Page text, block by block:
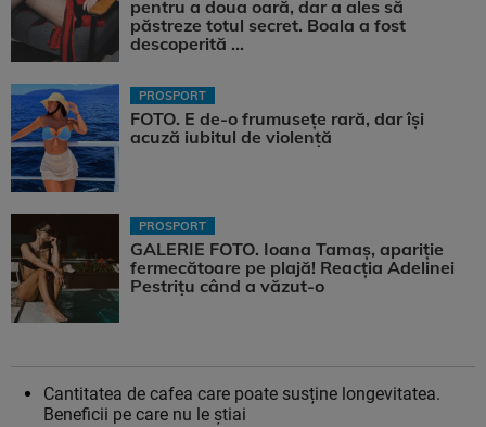
pentru a doua oară, dar a ales să
păstreze totul secret. Boala a fost
descoperită ...
PROSPORT
FOTO. E de-o frumusețe rară, dar își
acuză iubitul de violență
PROSPORT
GALERIE FOTO. Ioana Tamaş, apariție
fermecătoare pe plajă! Reacția Adelinei
Pestrițu când a văzut-o
Cantitatea de cafea care poate susține longevitatea.
Beneficii pe care nu le știai